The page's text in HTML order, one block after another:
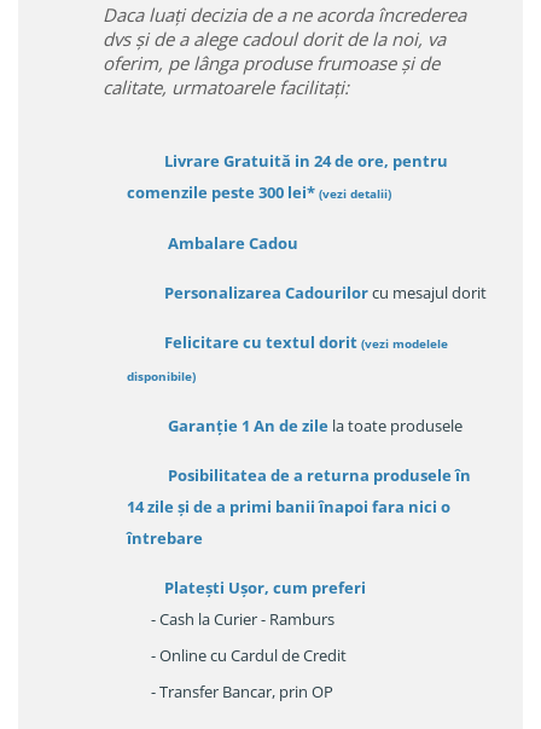
Daca luați decizia de a ne acorda încrederea
dvs și de a alege cadoul dorit de la noi, va
oferim, pe lânga produse frumoase și de
calitate, urmatoarele facilitați:
Livrare Gratuită in 24 de ore, pentru
comenzile peste 300 lei* (vezi detalii)
Ambalare Cadou
Personalizarea Cadourilorcu mesajul dorit
Felicitare cu textul dorit (vezi modelele
disponibile)
Garanție 1 An de zile la toate produsele
Posibilitatea de a returna produsele în
14 zileși de a primi banii înapoi fara nici o
întrebare
Platești Ușor, cum preferi
- Cash la Curier - Ramburs
- Online cu Cardul de Credit
- Transfer Bancar, prin OP